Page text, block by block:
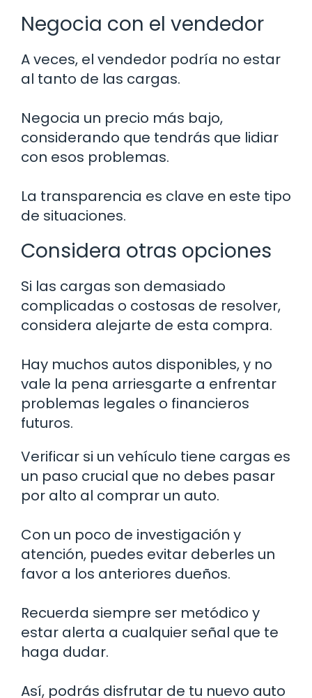
Negocia con el vendedor
A veces, el vendedor podría no estar
al tanto de las cargas.
Negocia un precio más bajo,
considerando que tendrás que lidiar
con esos problemas.
La transparencia es clave en este tipo
de situaciones.
Considera otras opciones
Si las cargas son demasiado
complicadas o costosas de resolver,
considera alejarte de esta compra.
Hay muchos autos disponibles, y no
vale la pena arriesgarte a enfrentar
problemas legales o financieros
futuros.
Verificar si un vehículo tiene cargas es
un paso crucial que no debes pasar
por alto al comprar un auto.
Con un poco de investigación y
atención, puedes evitar deberles un
favor a los anteriores dueños.
Recuerda siempre ser metódico y
estar alerta a cualquier señal que te
haga dudar.
Así, podrás disfrutar de tu nuevo auto